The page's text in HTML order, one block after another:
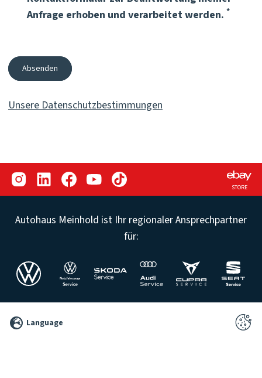
Anfrage erhoben und verarbeitet werden. *
Absenden
Unsere Datenschutzbestimmungen
STORE
Autohaus Meinhold ist Ihr regionaler Ansprechpartner
für:
2026 Language